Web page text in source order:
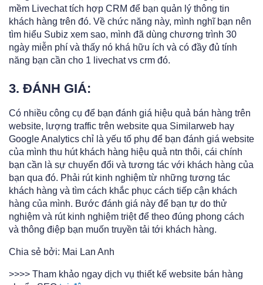
mềm Livechat tích hợp CRM để bạn quản lý thông tin
khách hàng trên đó. Về chức năng này, mình nghĩ bạn nên
tìm hiểu Subiz xem sao, mình đã dùng chương trình 30
ngày miễn phí và thấy nó khá hữu ích và có đầy đủ tính
năng bạn cần cho 1 livechat vs crm đó.
3. ĐÁNH GIÁ:
Có nhiều công cụ để bạn đánh giá hiệu quả bán hàng trên
website, lượng traffic trên website qua Similarweb hay
Google Analytics chỉ là yếu tố phụ để bạn đánh giá website
của mình thu hút khách hàng hiệu quả ntn thôi, cái chính
bạn cần là sự chuyển đổi và tương tác với khách hàng của
bạn qua đó. Phải rút kinh nghiệm từ những tương tác
khách hàng và tìm cách khắc phục cách tiếp cận khách
hàng của mình. Bước đánh giá này để bạn tự do thử
nghiệm và rút kinh nghiệm triệt để theo đúng phong cách
và thông điệp bạn muốn truyền tải tới khách hàng.
Chia sẻ bởi: Mai Lan Anh
>>>> Tham khảo ngay dịch vụ thiết kế website bán hàng